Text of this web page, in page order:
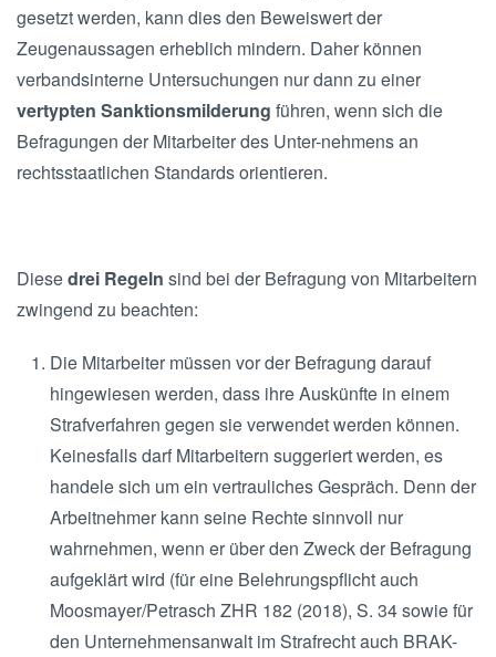
gesetzt werden, kann dies den Beweiswert der
Zeugenaussagen erheblich mindern. Daher können
verbandsinterne Untersuchungen nur dann zu einer
vertypten Sanktionsmilderung führen, wenn sich die
Befragungen der Mitarbeiter des Unter-nehmens an
rechtsstaatlichen Standards orientieren.
Diesedrei Regeln sind bei der Befragung von Mitarbeitern
zwingend zu beachten:
Die Mitarbeiter müssen vor der Befragung darauf
hingewiesen werden, dass ihre Auskünfte in einem
Strafverfahren gegen sie verwendet werden können.
Keinesfalls darf Mitarbeitern suggeriert werden, es
handele sich um ein vertrauliches Gespräch. Denn der
Arbeitnehmer kann seine Rechte sinnvoll nur
wahrnehmen, wenn er über den Zweck der Befragung
aufgeklärt wird (für eine Belehrungspflicht auch
Moosmayer/Petrasch ZHR 182 (2018), S. 34 sowie für
den Unternehmensanwalt im Strafrecht auch BRAK-